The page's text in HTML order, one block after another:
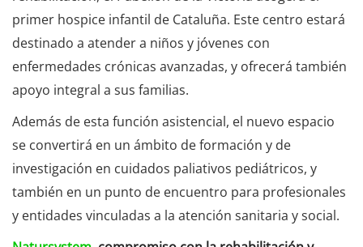
primer hospice infantil de Cataluña. Este centro estará
destinado a atender a niños y jóvenes con
enfermedades crónicas avanzadas, y ofrecerá también
apoyo integral a sus familias.
Además de esta función asistencial, el nuevo espacio
se convertirá en un ámbito de formación y de
investigación en cuidados paliativos pediátricos, y
también en un punto de encuentro para profesionales
y entidades vinculadas a la atención sanitaria y social.